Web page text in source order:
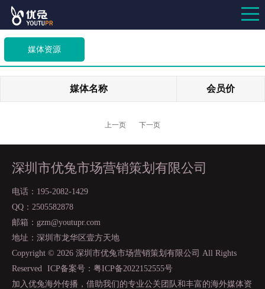
媒体资源
媒体名称 会员价
上一页 下一页
深圳市优兔市场营销策划有限公司
电话：195-2082-1429
QQ：2505582878
邮箱：gzm@youtupr.com
地址：深圳市龙华区壹方天地
Copyright © 2026 深圳市优兔市场营销策划有限公司 All Rights
Reserved
ICP备案号：粤ICP备2022152555号
加入优兔海外传播，借助我们的专业公关团队和丰富的海外媒体资